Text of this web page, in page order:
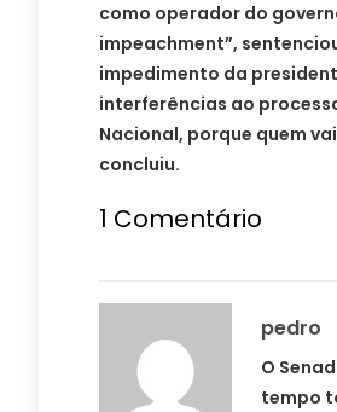
como operador do
impeachment”,
impedimento da
interferências ao
Nacional, porque quem
concluiu.
1 Comentário
pedro
O
tempo